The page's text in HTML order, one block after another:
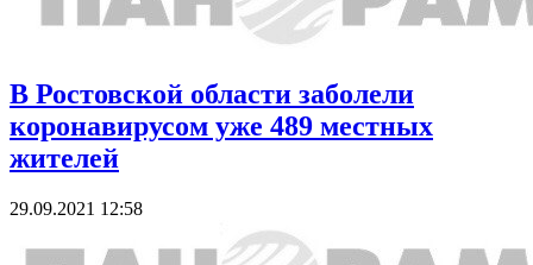
В Ростовской области заболели
коронавирусом уже 489 местных
жителей
29.09.2021 12:58